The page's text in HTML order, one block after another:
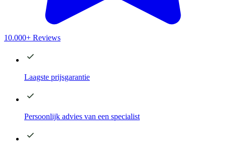
10.000+ Reviews
Laagste prijsgarantie
Persoonlijk advies van een specialist